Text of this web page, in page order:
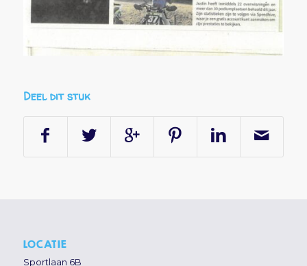
Deel dit stuk
LOCATIE
Sportlaan 6B